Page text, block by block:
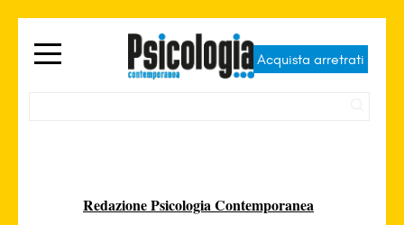
Acquista arretrati
Redazione Psicologia Contemporanea